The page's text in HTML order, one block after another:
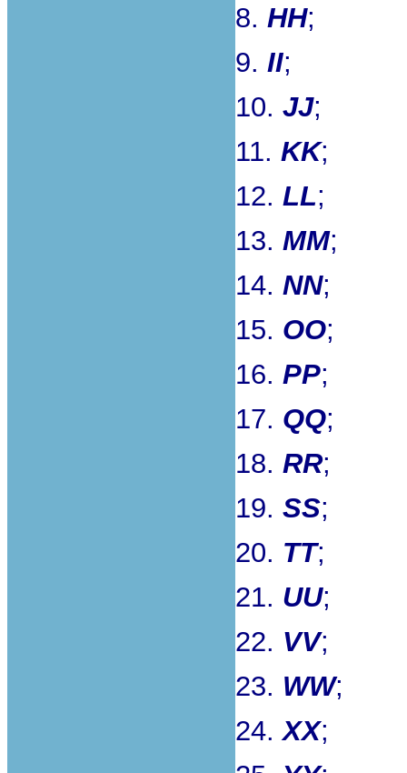
8. HH;
9. II;
10. JJ;
11. KK;
12. LL;
13. MM;
14. NN;
15. OO;
16. PP;
17. QQ;
18. RR;
19. SS;
20. TT;
21. UU;
22. VV;
23. WW;
24.XX;